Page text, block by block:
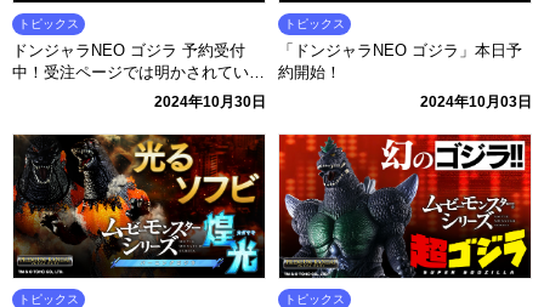
トピックス
ドンジャラNEO ゴジラ 予約受付
中！受注ページでは明かされていな
2024年10月30日
トピックス
「ドンジャラNEO ゴジラ」本日予
約開始！
2024年10月03日
トピックス トピックス